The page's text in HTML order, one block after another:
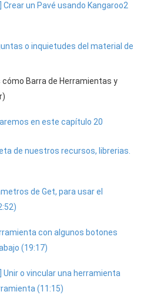
Crear un Pavé usando Kangaroo2
o inquietudes del material de
Barra de Herramientas y
en este capítulo 20
de nuestros recursos, librerias.
de Get, para usar el
con algunos botones
(19:17)
Unir o vincular una herramienta
(11:15)